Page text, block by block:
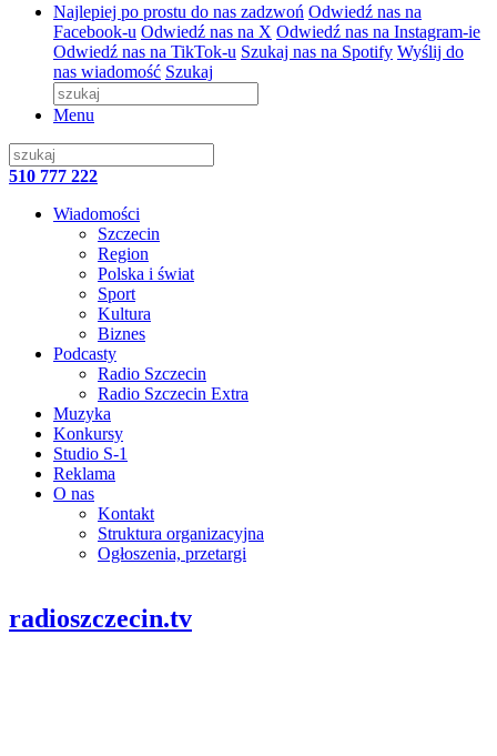
Najlepiej po prostu do nas zadzwoń Odwiedź nas na
Facebook-u Odwiedź nas na X Odwiedź nas na Instagram-ie
Odwiedź nas na TikTok-u Szukaj nas na Spotify Wyślij do
nas wiadomość Szukaj
Menu
510 777 222
Wiadomości
Szczecin
Region
Polska i świat
Sport
Kultura
Biznes
Podcasty
Radio Szczecin
Radio Szczecin Extra
Muzyka
Konkursy
Studio S-1
Reklama
O nas
Kontakt
Struktura organizacyjna
Ogłoszenia, przetargi
radioszczecin.tv